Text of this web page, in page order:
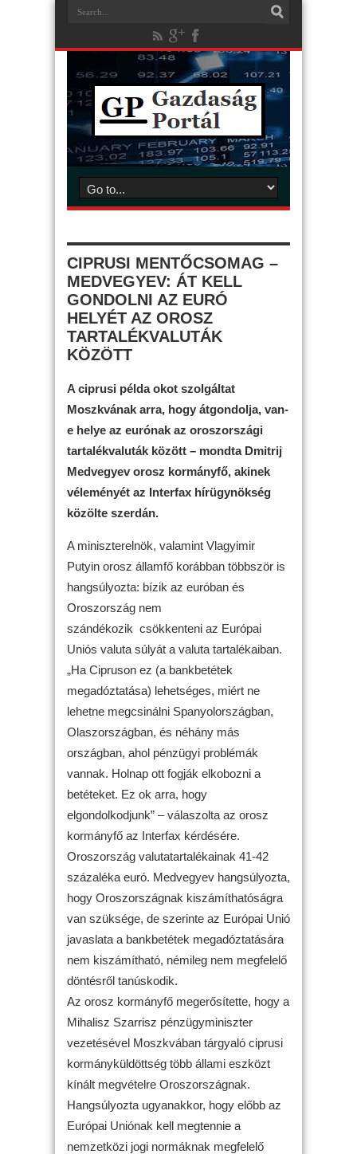
CIPRUSI MENTŐCSOMAG –
MEDVEGYEV: ÁT KELL
GONDOLNI AZ EURÓ
HELYÉT AZ OROSZ
TARTALÉKVALUTÁK
KÖZÖTT
A ciprusi példa okot szolgáltat
Moszkvának arra, hogy átgondolja, van-
e helye az eurónak az oroszországi
tartalékvaluták között – mondta Dmitrij
Medvegyev orosz kormányfő, akinek
véleményét az Interfax hírügynökség
közölte szerdán.
A miniszterelnök, valamint Vlagyimir
Putyin orosz államfő korábban többször is
hangsúlyozta: bízik az euróban és
Oroszország nem
szándékozik csökkenteni az Európai
Uniós valuta súlyát a valuta tartalékaiban.
„Ha Cipruson ez (a bankbetétek
megadóztatása) lehetséges, miért ne
lehetne megcsinálni Spanyolországban,
Olaszországban, és néhány más
országban, ahol pénzügyi problémák
vannak. Holnap ott fogják elkobozni a
betéteket. Ez ok arra, hogy
elgondolkodjunk” – válaszolta az orosz
kormányfő az Interfax kérdésére.
Oroszország valutatartalékainak 41-42
százaléka euró. Medvegyev hangsúlyozta,
hogy Oroszországnak kiszámíthatóságra
van szüksége, de szerinte az Európai Unió
javaslata a bankbetétek megadóztatására
nem kiszámítható, némileg nem megfelelő
döntésről tanúskodik.
Az orosz kormányfő megerősítette, hogy a
Mihalisz Szarrisz pénzügyminiszter
vezetésével Moszkvában tárgyaló ciprusi
kormányküldöttség több állami eszközt
kínált megvételre Oroszországnak.
Hangsúlyozta ugyanakkor, hogy előbb az
Európai Uniónak kell megtennie a
nemzetközi jogi normáknak megfelelő